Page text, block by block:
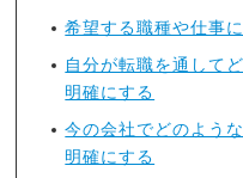
希望する職種や仕事
自分が転職を通して
明確にする
今の会社でどのよう
明確にする